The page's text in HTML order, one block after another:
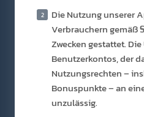
Die Nutzung unserer
Verbrauchern gemäß
Zwecken gestattet.
Benutzerkontos, der
Nutzungsrechten –
Bonuspunkte – an
unzulässig.